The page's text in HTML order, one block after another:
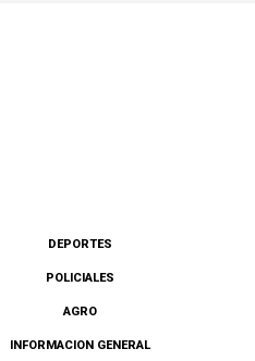
DEPORTES
POLICIALES
AGRO
INFORMACION GENERAL